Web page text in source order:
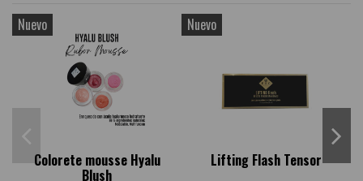
Nuevo
Colorete mousse Hyalu
Blush
Nuevo
Lifting Flash Tensor